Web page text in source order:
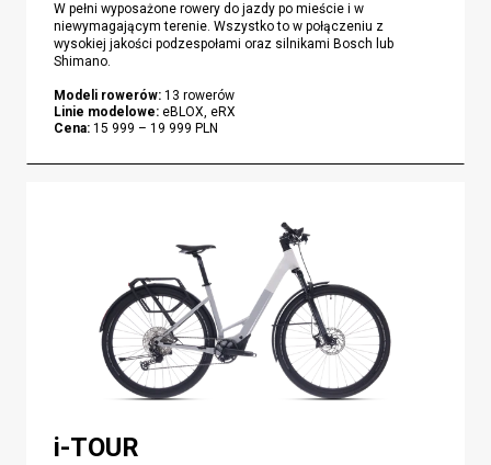
W pełni wyposażone rowery do jazdy po mieście i w
niewymagającym terenie. Wszystko to w połączeniu z
wysokiej jakości podzespołami oraz silnikami Bosch lub
Shimano.
Modeli rowerów: 13 rowerów
Linie modelowe: eBLOX, eRX
Cena: 15 999 – 19 999 PLN
i-TOUR